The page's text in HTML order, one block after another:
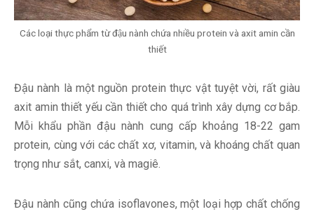
Các loại thực phẩm từ đậu nành chứa nhiều protein và axit amin cần
thiết
Đậu nành là một nguồn protein thực vật tuyệt vời, rất giàu
axit amin thiết yếu cần thiết cho quá trình xây dựng cơ bắp.
Mỗi khẩu phần đậu nành cung cấp khoảng 18-22 gam
protein, cùng với các chất xơ, vitamin, và khoáng chất quan
trọng như sắt, canxi, và magiê.
Đậu nành cũng chứa isoflavones, một loại hợp chất chống